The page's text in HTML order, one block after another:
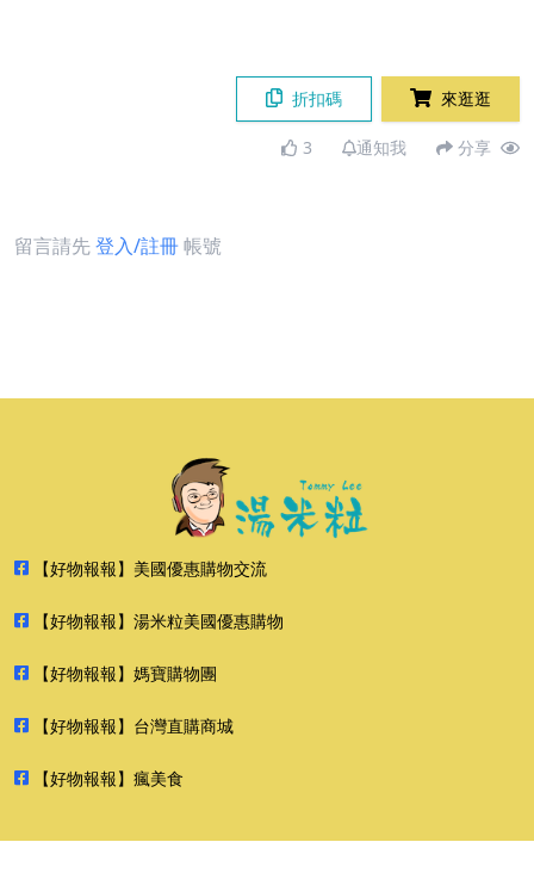
折扣碼 來逛逛
3 通知我 分享
留言請先登入/註冊帳號
【好物報報】美國優惠購物交流
【好物報報】湯米粒美國優惠購物
【好物報報】媽寶購物團
【好物報報】台灣直購商城
【好物報報】瘋美食